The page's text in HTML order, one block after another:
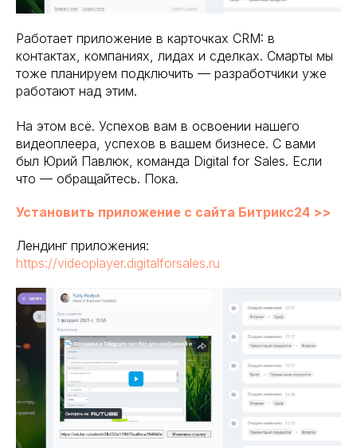
Работает приложение в карточках CRM: в
контактах, компаниях, лидах и сделках. Смарты мы
тоже планируем подключить — разработчики уже
работают над этим.
На этом всё. Успехов вам в освоении нашего
видеоплеера, успехов в вашем бизнесе. С вами
был Юрий Павлюк, команда Digital for Sales. Если
что — обращайтесь. Пока.
Установить приложение с сайта Битрикс24 >>
Лендинг приложения:
https://videoplayer.digitalforsales.ru